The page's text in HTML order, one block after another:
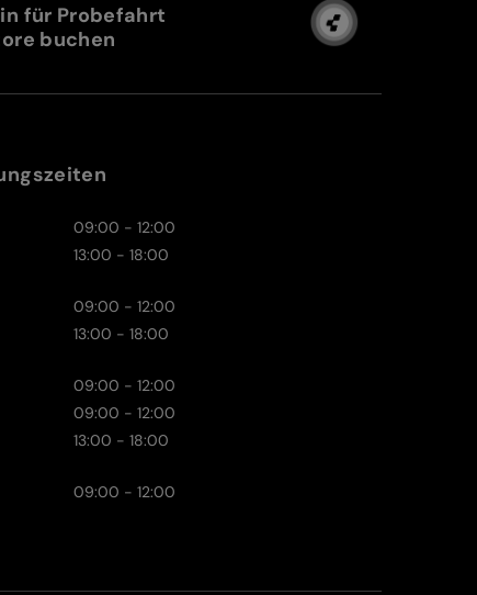
für Probefahrt
buchen
09:00 - 12:00
13:00 - 18:00
09:00 - 12:00
13:00 - 18:00
09:00 - 12:00
09:00 - 12:00
13:00 - 18:00
09:00 - 12:00